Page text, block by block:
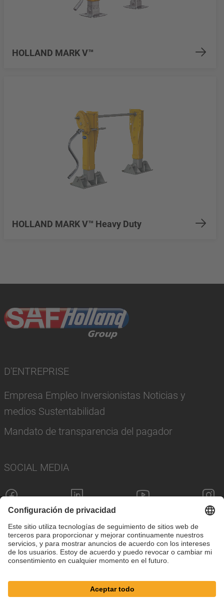
HOLLAND MARK V™
HOLLAND MARK V™ Heavy Duty
D'ENTREPRISE
Empresa Empleo Inversionistas Noticias y
medios Sustentabilidad
Mandato de transparencia del pagador
SOCIAL MEDIA
Configuración de cookies